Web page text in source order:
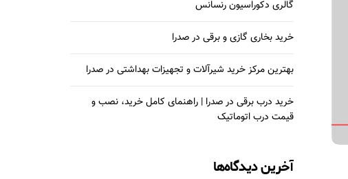
گالری دکوراسیون رنسانس
خرید بخاری گازی و برقی در صدرا
بهترین مرکز خرید شیرآلات و تجهیزات بهداشتی در صدرا
خرید درب برقی در صدرا | راهنمای کامل خرید، نصب و
قیمت درب اتوماتیک
آخرین دیدگاه‌ها